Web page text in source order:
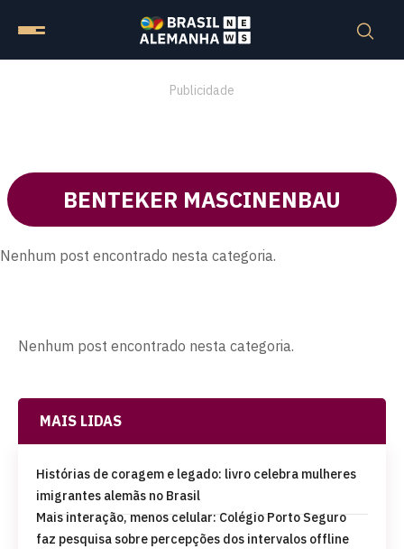
Publicidade
BENTEKER MASCINENBAU
Nenhum post encontrado nesta categoria.
Nenhum post encontrado nesta categoria.
MAIS LIDAS
Histórias de coragem e legado: livro celebra mulheres
imigrantes alemãs no Brasil
Mais interação, menos celular: Colégio Porto Seguro
faz pesquisa sobre percepções dos intervalos offline